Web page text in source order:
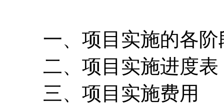
一、项目实施的各阶
二、项目实施进度表
三、项目实施费用